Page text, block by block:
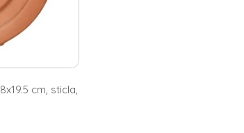
cm, sticla,